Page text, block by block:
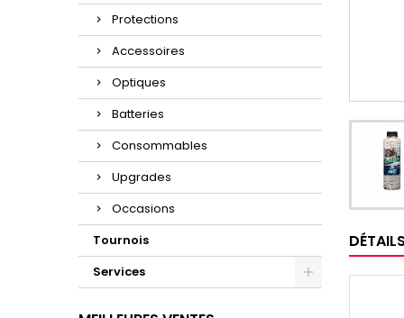
Protections
Accessoires
Optiques
Batteries
Consommables
Upgrades
Occasions
Tournois
Services